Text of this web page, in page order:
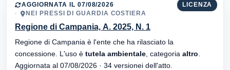
LICENZA
AGGIORNATA IL 07/08/2026
NEI PRESSI DI GUARDIA COSTIERA
Regione di Campania, A. 2025, N. 1
Regione di Campania è l'ente che ha rilasciato la
concessione. L'uso è tutela ambientale , categoria altro
Aggiornata al 07/08/2026 · 34 versionei dell'atto.